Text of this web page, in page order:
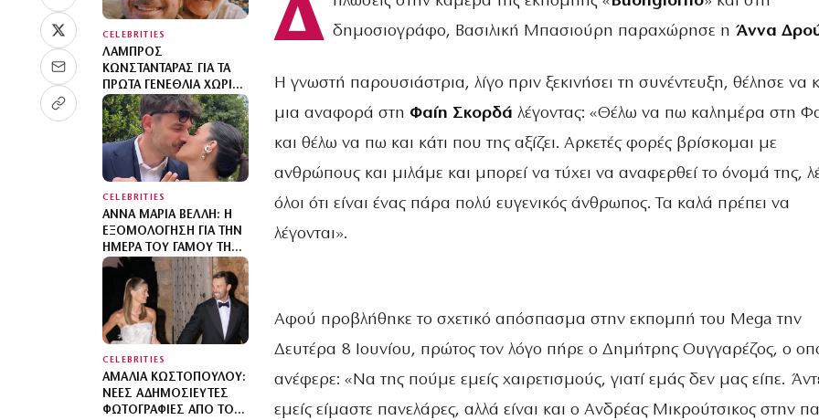
CELEBRITIES
ΛΆΜΠΡΟΣ
ΚΩΝΣΤΑΝΤΆΡΑΣ ΓΙΑ ΤΑ
ΠΡΏΤΑ ΓΕΝΈΘΛΙΑ ΧΩΡΊΣ
ΤΟΝ ΠΑΤΈΡΑ ΤΟΥ: «ΜΟΥ
ΧΡΩΣΤΆ ΜΙΑ ΕΠΊΣΚΕΨΗ»
CELEBRITIES
ΆΝΝΑ ΜΑΡΊΑ ΒΈΛΛΗ: Η
ΕΞΟΜΟΛΌΓΗΣΗ ΓΙΑ ΤΗΝ
ΗΜΈΡΑ ΤΟΥ ΓΆΜΟΥ ΤΗΣ
ΚΑΙ ΤΗΝ ΙΔΈΑ ΠΟΥ ΔΕΝ
ΠΈΤΥΧΕ – ΔΕΝ ΘΑ ΤΟ
ΞΑΝΑΈΚΑΝΑ
CELEBRITIES
ΑΜΑΛΊΑ ΚΩΣΤΟΠΟΎΛΟΥ:
ΝΈΕΣ ΑΔΗΜΟΣΊΕΥΤΕΣ
ΦΩΤΟΓΡΑΦΊΕΣ ΑΠΌ ΤΟΝ
Δ δημοσιογράφο, Βασιλική Μπασιούρη παραχώρησε η Άννα
Η γνωστή παρουσιάστρια, λίγο πριν ξεκινήσει τη συνέντευξη, θέλησε να
μια αναφορά στη Φαίη Σκορδά λέγοντας: «Θέλω να πω καλημέρα στη
και θέλω να πω και κάτι που της αξίζει. Αρκετές φορές βρίσκομαι με
ανθρώπους και μιλάμε και μπορεί να τύχει να αναφερθεί το όνομά της,
όλοι ότι είναι ένας πάρα πολύ ευγενικός άνθρωπος. Τα καλά πρέπει να
λέγονται».
Αφού προβλήθηκε το σχετικό απόσπασμα στην εκπομπή του Mega την
Δευτέρα 8 Ιουνίου, πρώτος τον λόγο πήρε ο Δημήτρης Ουγγαρέζος, ο
ανέφερε: «Να της πούμε εμείς χαιρετισμούς, γιατί εμάς δεν μας είπε.
εμείς είμαστε πανελάρες, αλλά είναι και ο Ανδρέας Μικρούτσικος στην